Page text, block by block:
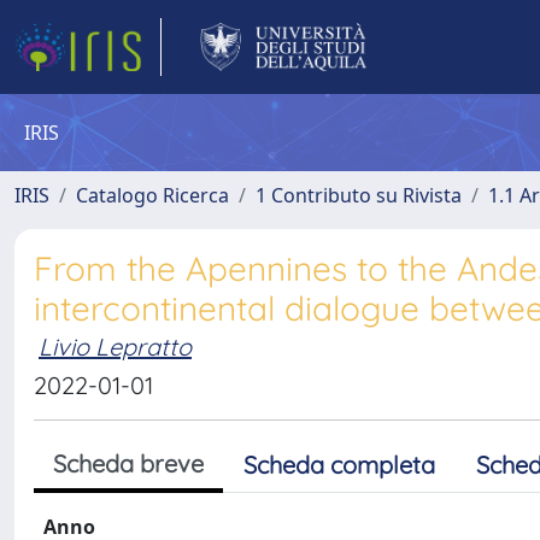
IRIS
IRIS Catalogo Ricerca 1 Contributo su Rivista 1.1
From the Apennines to the
intercontinental dialogue
Livio Lepratto
2022-01-01
Scheda breve Scheda completa
Anno